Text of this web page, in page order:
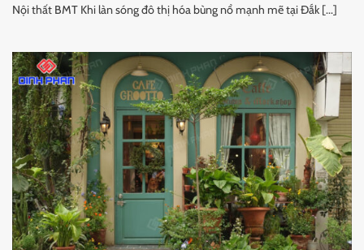
Nội thất BMT Khi làn sóng đô thị hóa bùng nổ mạnh mẽ tại Đắk [...]